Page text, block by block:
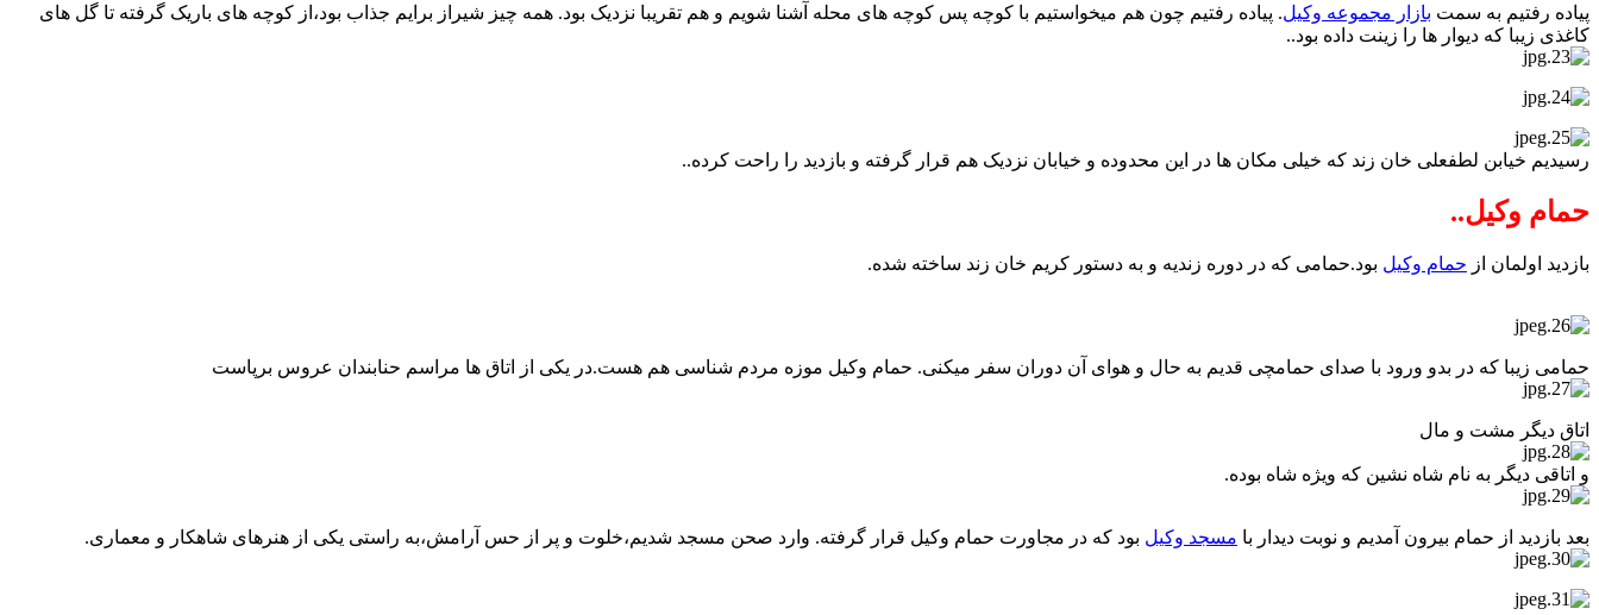
پیاده رفتیم به سمت بازار مجموعه وکیل. پیاده رفتیم چون هم میخواستیم با کوچه پس کوچه های محله آشنا شویم و هم تقریبا نزدیک بود. همه چیز شیراز برایم جذاب بود،از کوچه های باریک گرفته تا گل های
کاغذی زیبا که دیوار ها را زینت داده بود..
رسیدیم خیابن لطفعلی خان زند که خیلی مکان ها در این محدوده و خیابان نزدیک هم قرار گرفته و بازدید را راحت کرده..
حمام وکیل..
بازدید اولمان از حمام وکیل بود.حمامی که در دوره زندیه و به دستور کریم خان زند ساخته شده.
حمامی زیبا که در بدو ورود با صدای حمامچی قدیم به حال و هوای آن دوران سفر میکنی. حمام وکیل موزه مردم شناسی هم هست.در یکی از اتاق ها مراسم حنابندان عروس برپاست
اتاق دیگر مشت و مال
و اتاقی دیگر به نام شاه نشین که ویژه شاه بوده.
بعد بازدید از حمام بیرون آمدیم و نوبت دیدار با مسجد وکیل بود که در مجاورت حمام وکیل قرار گرفته. وارد صحن مسجد شدیم،خلوت و پر از حس آرامش،به راستی یکی از هنرهای شاهکار و معماری.